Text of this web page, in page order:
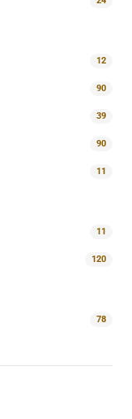
12
90
39
90
11
11
120
78